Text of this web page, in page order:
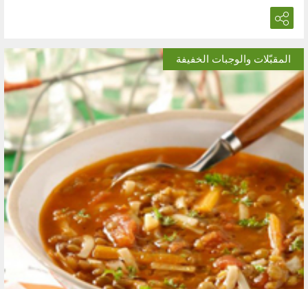
المقبّلات والوجبات الخفيفة